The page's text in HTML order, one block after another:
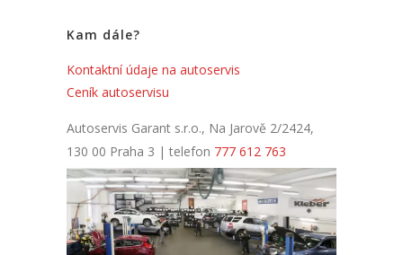
Kam dále?
Kontaktní údaje na autoservis
Ceník autoservisu
Autoservis Garant s.r.o., Na Jarově 2/2424,
130 00 Praha 3 | telefon 777 612 763